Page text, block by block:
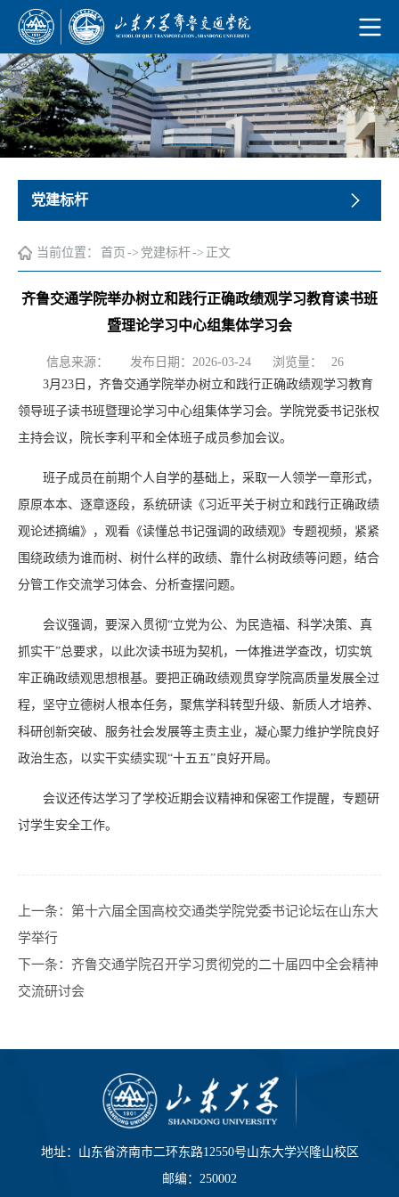
党建标杆
当前位置： 首页 -> 党建标杆-> 正文
齐鲁交通学院举办树立和践行正确政绩观学习教育读书班
暨理论学习中心组集体学习会
信息来源： 发布日期：2026-03-24 浏览量：
26
3月23日，齐鲁交通学院举办树立和践行正确政绩观学习教育
领导班子读书班暨理论学习中心组集体学习会。学院党委书记张权
主持会议，院长李利平和全体班子成员参加会议。
班子成员在前期个人自学的基础上，采取一人领学一章形式，
原原本本、逐章逐段，系统研读《习近平关于树立和践行正确政绩
观论述摘编》，观看《读懂总书记强调的政绩观》专题视频，紧紧
围绕政绩为谁而树、树什么样的政绩、靠什么树政绩等问题，结合
分管工作交流学习体会、分析查摆问题。
会议强调，要深入贯彻“立党为公、为民造福、科学决策、真
抓实干”总要求，以此次读书班为契机，一体推进学查改，切实筑
牢正确政绩观思想根基。要把正确政绩观贯穿学院高质量发展全过
程，坚守立德树人根本任务，聚焦学科转型升级、新质人才培养、
科研创新突破、服务社会发展等主责主业，凝心聚力维护学院良好
政治生态，以实干实绩实现“十五五”良好开局。
会议还传达学习了学校近期会议精神和保密工作提醒，专题研
讨学生安全工作。
上一条： 第十六届全国高校交通类学院党委书记论坛在山东大
学举行
下一条： 齐鲁交通学院召开学习贯彻党的二十届四中全会精神
交流研讨会
地址：山东省济南市二环东路12550号山东大学兴隆山校区
邮编：250002